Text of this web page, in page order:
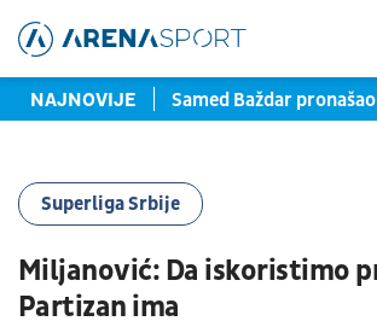
NAJNOVIJE
u Torontu Samed Baždar
Superliga Srbije
Miljanović: Da iskoristimo
Partizan ima